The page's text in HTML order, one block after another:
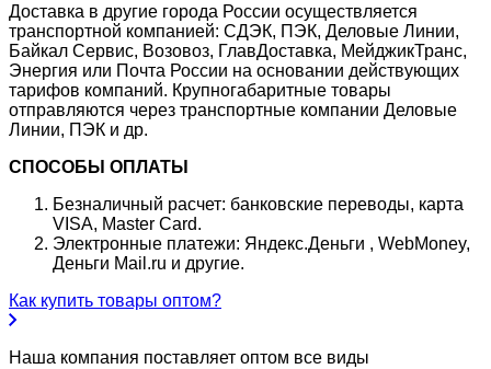
Доставка в другие города России осуществляется
транспортной компанией: СДЭК, ПЭК, Деловые Линии,
Байкал Сервис, Возовоз, ГлавДоставка, МейджикТранс,
Энергия или Почта России на основании действующих
тарифов компаний. Крупногабаритные товары
отправляются через транспортные компании Деловые
Линии, ПЭК и др.
СПОСОБЫ ОПЛАТЫ
Безналичный расчет: банковские переводы, карта
VISA, Master Card.
Электронные платежи: Яндекс.Деньги , WebMoney,
Деньги Mail.ru и другие.
Как купить товары оптом?
Наша компания поставляет оптом все виды